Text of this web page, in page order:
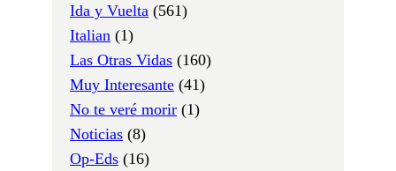
Ida y Vuelta (561)
Italian (1)
Las Otras Vidas (160)
Muy Interesante (41)
No te veré morir (1)
Noticias (8)
Op-Eds (16)